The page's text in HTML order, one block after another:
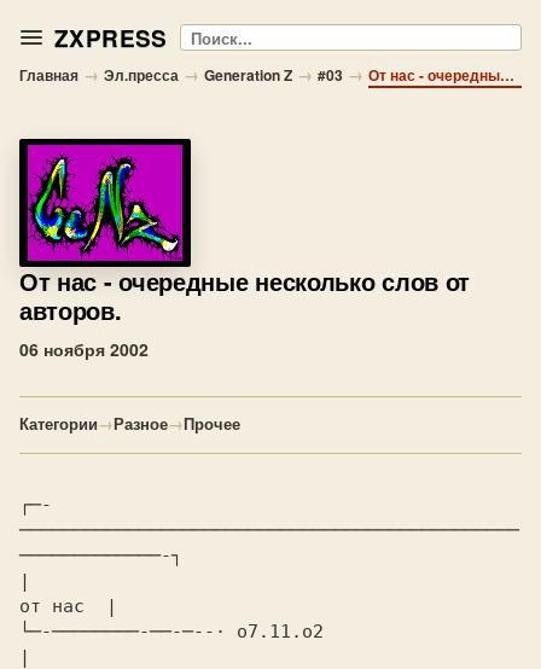
ZXPRESS Поиск
Главная → Эл.пресса → Generation Z → #03 → От нас - очередные несколько слов от авторов.
От нас - очередные несколько слов от
авторов.
06 ноября 2002
Категории→Разное→Прочее
┌─-
──────────────────────────────────────────────
─────────────-┐
|
от нас  |
└─-────────-──-─--· o7.11.o2
|